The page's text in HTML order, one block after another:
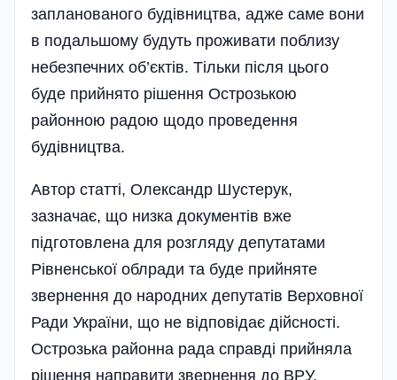
запланованого будівництва, адже саме вони
в подальшому будуть проживати поблизу
небезпечних об’єктів. Тільки після цього
буде прийнято рішення Острозькою
районною радою щодо проведення
будівництва.
Автор статті, Олександр Шустерук,
зазначає, що низка документів вже
підготовлена для розгляду депутатами
Рівненської облради та буде прийняте
звернення до народних депутатів Верховної
Ради України, що не відповідає дійсності.
Острозька районна рада справді прийняла
рішення направити звернення до ВРУ,